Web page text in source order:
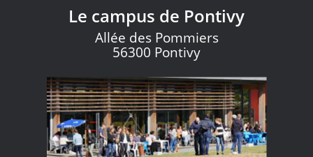
Le campus de Pontivy
Allée des Pommiers
56300 Pontivy